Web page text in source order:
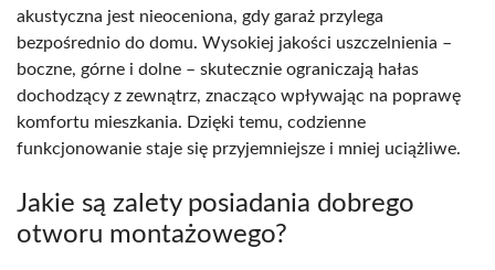
akustyczna jest nieoceniona, gdy garaż przylega
bezpośrednio do domu. Wysokiej jakości uszczelnienia –
boczne, górne i dolne – skutecznie ograniczają hałas
dochodzący z zewnątrz, znacząco wpływając na poprawę
komfortu mieszkania. Dzięki temu, codzienne
funkcjonowanie staje się przyjemniejsze i mniej uciążliwe.
Jakie są zalety posiadania dobrego
otworu montażowego?